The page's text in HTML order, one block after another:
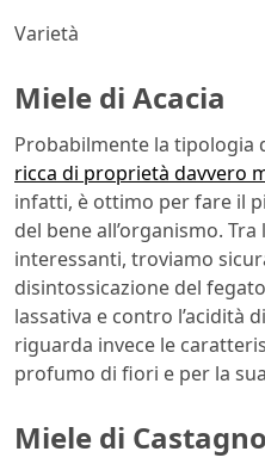
Varietà
Miele di Acacia
Probabilmente la tipologia
ricca di proprietà davvero
infatti, è ottimo per fare il
del bene all’organismo.
interessanti, troviamo
disintossicazione del
lassativa e contro l’acidità
riguarda invece le
profumo di fiori e per la
Miele di Castagno